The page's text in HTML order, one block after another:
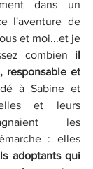
l'aventure de
et moi...et je
combien il
responsable et
à Sabine et
et leurs
les
: elles
adoptants qui